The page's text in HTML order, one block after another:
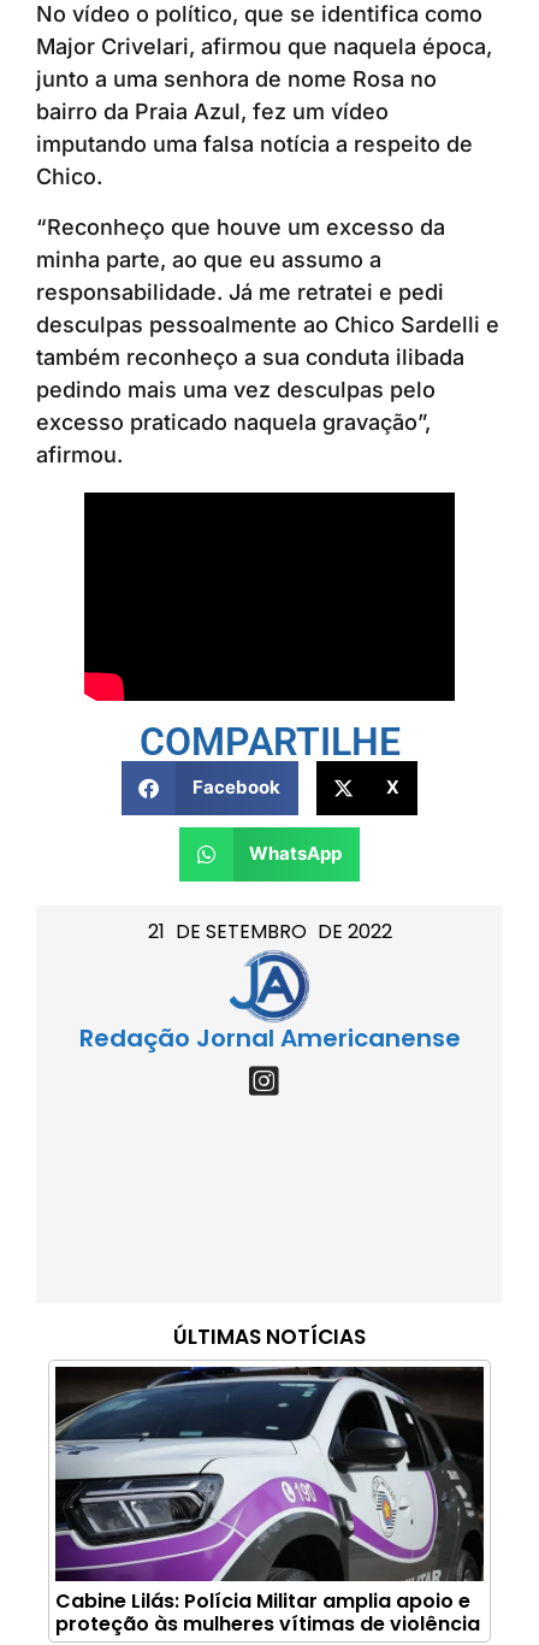
21 DE SETEMBRO DE 2022
Redação Jornal Americanense
ÚLTIMAS NOTÍCIAS
Cabine Lilás: Polícia Militar amplia apoio e
proteção às mulheres vítimas de violência
No vídeo o político, que se identifica como
Major Crivelari, afirmou que naquela época,
junto a uma senhora de nome Rosa no
bairro da Praia Azul, fez um vídeo
imputando uma falsa notícia a respeito de
Chico.
“Reconheço que houve um excesso da
minha parte, ao que eu assumo a
responsabilidade. Já me retratei e pedi
desculpas pessoalmente ao Chico Sardelli e
também reconheço a sua conduta ilibada
pedindo mais uma vez desculpas pelo
excesso praticado naquela gravação”,
afirmou.
COMPARTILHE
Facebook X
WhatsApp